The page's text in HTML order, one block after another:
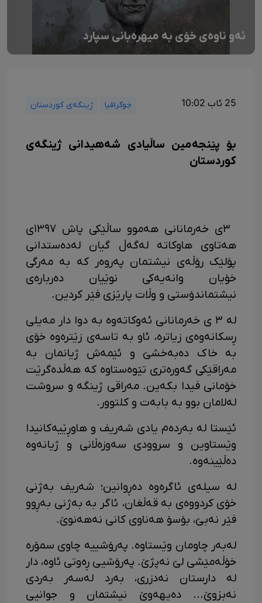
ئەو ناوەی خۆی بە میهرەبانی سپارد
25 ئاب 10:02 جوگرافیا ژینگەی کوردستان
بۆ پێنجەمین ساڵیادی شەهیدانی ژینگەی
کوردستان
‍ ۳ی خەرمانانی هەموو ساڵێکی پاش ۱۳۹۷ی
هەتاوی هاوکاتە لەگەڵ گیان لەدەستدانی
پۆلێک رۆڵەی نیشتمان پەروەر کە بە مەرگی
خۆیان وانەیەکی نوێیان دەربارەی
نیشتماندۆستی و وڵات پارێزی فێر کردین.
لە ۳ ی خەرمانانی ئەوکاتەوە بە دوا دار مەیلی
ڕسکانەوەی زیاترە، ئاو بە تاسەی زێترەوە خۆی
بە خاک دەبەخشێ و ئێمەش ژیانمان بە
مەراقێکی گەورەتری تێوەستاوە کە هەڵدەگرێت
خۆمانی فیدا بکەین. مەراقی ژینگە و سروشت
لەلامان بوو بە بابەت و کلتوور.
ئێستا لە بەردەم یادی شەریف و هاوڕێیەکانیدا
وێستاوین و سروودی سەوزەڵانی و ژیانەوە
دەڵێینەوە.
لە سیلەی ئاگرەوە دەڕوانین؛ شەریف بەژنی
خۆی کردووەی بە قەڵغان، ئاگر بە بەژنی بەڕوو
فێر نەبێ، بۆسۆ هەناوی کانی نەهەنوێ.
لەبەر چاومان وێستاوە. پەرۆشییە چاوی سمۆرە
خۆڵەمێشی لێ نەپژێ. پەرۆشیی ڕەوتی ئاوە، دار
لە دارستان نەدزری، بەرد لەسەر بەردی
نەبزوێ... دەیهەوێ نیشتمان و جوانیی